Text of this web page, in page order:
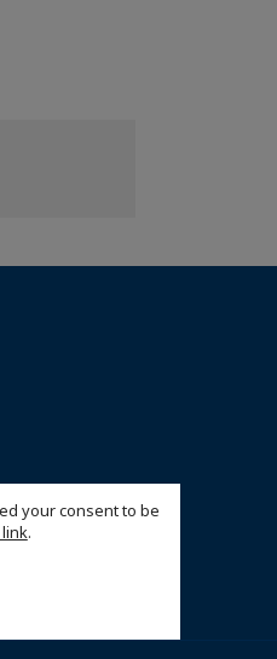
your consent to be
.